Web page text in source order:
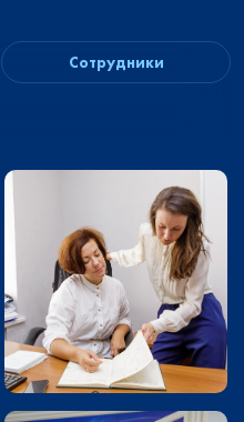
Сотрудники